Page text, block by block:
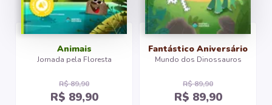
Animais
Jornada pela Floresta
R$ 89,90
R$ 89,90
Fantástico Aniversário
Mundo dos Dinossauros
R$ 89,90
R$ 89,90